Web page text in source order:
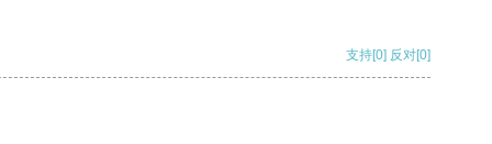
支持[0] 反对[0]